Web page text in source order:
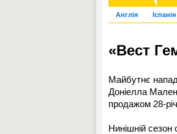
Англія Іспанія
«Вест
Майбутнє
Доніелла
продажом 28-
Нинішній